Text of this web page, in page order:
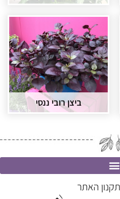
ביצן רובי ננסי
תקנון האתר